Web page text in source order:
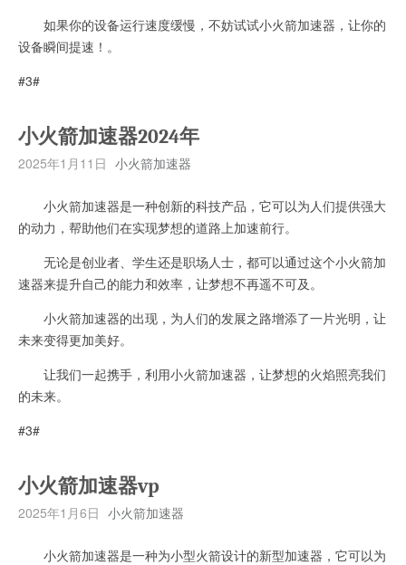
如果你的设备运行速度缓慢，不妨试试小火箭加速器，让你的
设备瞬间提速！。
#3#
小火箭加速器2024年
2025年1月11日 小火箭加速器
小火箭加速器是一种创新的科技产品，它可以为人们提供强大
的动力，帮助他们在实现梦想的道路上加速前行。
无论是创业者、学生还是职场人士，都可以通过这个小火箭加
速器来提升自己的能力和效率，让梦想不再遥不可及。
小火箭加速器的出现，为人们的发展之路增添了一片光明，让
未来变得更加美好。
让我们一起携手，利用小火箭加速器，让梦想的火焰照亮我们
的未来。
#3#
小火箭加速器vp
2025年1月6日 小火箭加速器
小火箭加速器是一种为小型火箭设计的新型加速器，它可以为